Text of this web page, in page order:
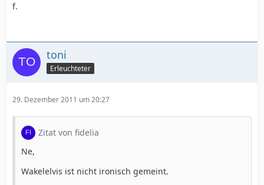
f.
toni
Erleuchteter
29. Dezember 2011 um 20:27
Zitat von fidelia
Ne,
Wakelelvis ist nicht ironisch gemeint.